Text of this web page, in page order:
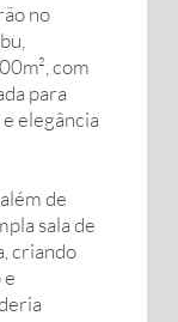
no
com
para
elegância
de
sala de
criando